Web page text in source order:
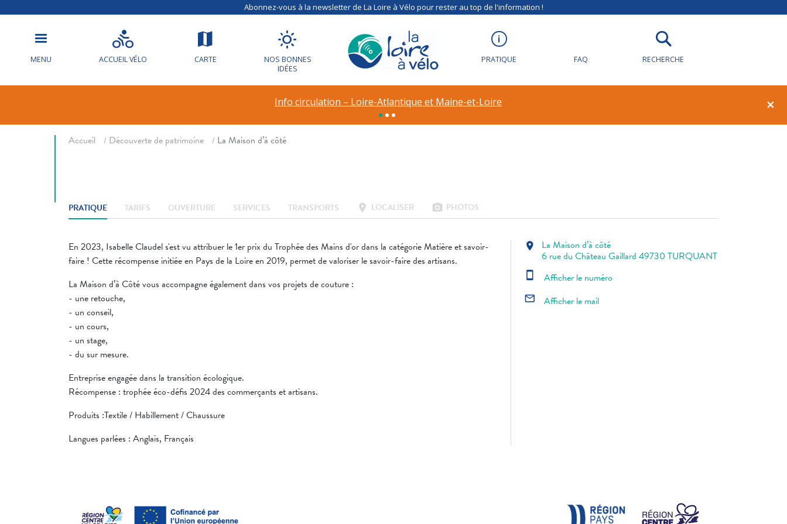
Abonnez-vous à la newsletter de La Loire à Vélo pour rester au top de l'information !
MENU ACCUEIL VÉLO CARTE
NOS BONNES
IDÉES
PRATIQUE FAQ RECHERCHE
×
Info circulation – Loire-Atlantique et Maine-et-Loire
La Maison d’à côté
Produits alimentaires
1 0
Accueil Découverte de patrimoine La Maison d’à côté
PRATIQUE TARIFS OUVERTURE SERVICES TRANSPORTS location_on LOCALISER photo_camera PHOTOS
En 2023, Isabelle Claudel s'est vu attribuer le 1er prix du Trophée des Mains d'or dans la catégorie Matière et savoir-
faire ! Cette récompense initiée en Pays de la Loire en 2019, permet de valoriser le savoir-faire des artisans.
La Maison d’à Côté vous accompagne également dans vos projets de couture :
- une retouche,
- un conseil,
- un cours,
- un stage,
- du sur mesure.
Entreprise engagée dans la transition écologique.
Récompense : trophée éco-défis 2024 des commerçants et artisans.
Produits :Textile / Habillement / Chaussure
Langues parlées : Anglais, Français
location_on La Maison d’à côté
6 rue du Château Gaillard 49730 TURQUANT
smartphone Afficher le numéro
mail_outline Afficher le mail